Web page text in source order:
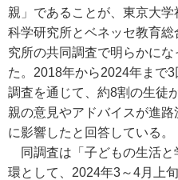
親」であることが、東京大学
科学研究所とベネッセ教育総
究所の共同調査で明らかにな
た。2018年から2024年まで3
調査を通じて、約8割の生徒
親の意見やアドバイスが進路
に影響したと回答している。
同調査は「子どもの生活と
環として、2024年3～4月上